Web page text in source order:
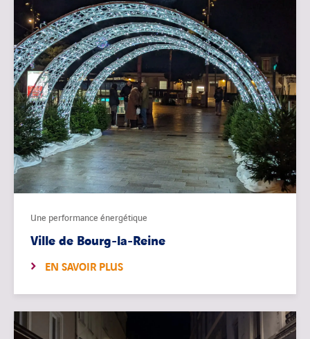
Une performance énergétique
Ville de Bourg-la-Reine
EN SAVOIR PLUS